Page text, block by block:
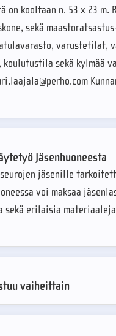
kooltaan n. 53 x 23
sekä
varustetilat,
sekä kylmää
Jäsenhuoneesta
jäsenille
voi maksaa
erilaisia
vaiheittain